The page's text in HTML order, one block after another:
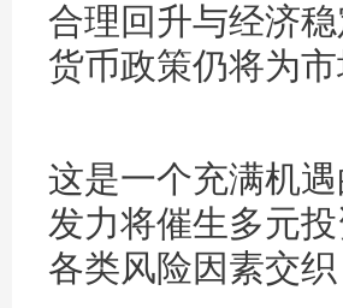
合理回升与经济
货币政策仍将为
这是一个充满机
发力将催生多元
各类风险因素交